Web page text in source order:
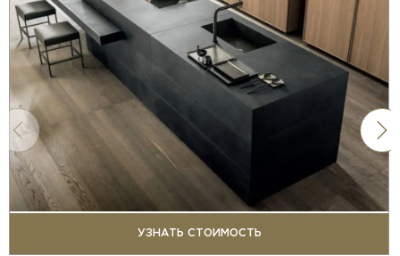
УЗНАТЬ СТОИМОСТЬ